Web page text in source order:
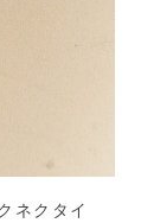
ネクタイ